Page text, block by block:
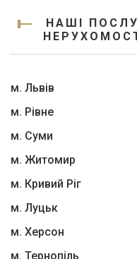
НАШІ
м. Львів
м. Рівне
м. Суми
м. Житомир
м. Кривий Ріг
м. Луцьк
м. Херсон
м. Тернопіль